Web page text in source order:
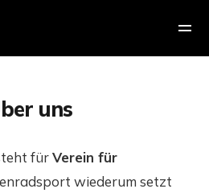
uns
fürVerein für
wiederum setzt